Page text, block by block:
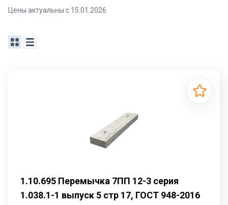
Цены актуальны с 15.01.2026
1.10.695 Перемычка 7ПП 12-3 серия
1.038.1-1 выпуск 5 стр 17, ГОСТ 948-2016